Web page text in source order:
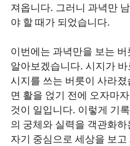
져옵니다. 그러니 과녁만
야 할 때가 되었습니다.
이번에는 과녁만을 보는
알아보겠습니다. 시지가
시지를 쓰는 버릇이 사라
면 활을 얹기 전에 오자마
것이 일입니다. 이렇게 기
의 궁체와 실력을 객관화
자기 중심으로 세상을 보